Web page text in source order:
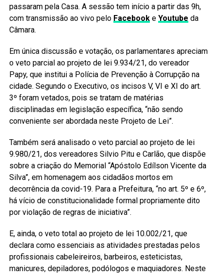
passaram pela Casa. A sessão tem início a partir das 9h,
com transmissão ao vivo pelo Facebooke Youtube da
Câmara.
Em única discussão e votação, os parlamentares apreciam
o veto parcial ao projeto de lei 9.934/21, do vereador
Papy, que institui a Polícia de Prevenção à Corrupção na
cidade. Segundo o Executivo, os incisos V, VI e XI do art.
3º foram vetados, pois se tratam de matérias
disciplinadas em legislação específica, “não sendo
conveniente ser abordada neste Projeto de Lei”.
Também será analisado o veto parcial ao projeto de lei
9.980/21, dos vereadores Silvio Pitu e Carlão, que dispõe
sobre a criação do Memorial “Apóstolo Edílson Vicente da
Silva”, em homenagem aos cidadãos mortos em
decorrência da covid-19. Para a Prefeitura, “no art. 5º e 6º,
há vício de constitucionalidade formal propriamente dito
por violação de regras de iniciativa”.
E, ainda, o veto total ao projeto de lei 10.002/21, que
declara como essenciais as atividades prestadas pelos
profissionais cabeleireiros, barbeiros, esteticistas,
manicures, depiladores, podólogos e maquiadores. Neste